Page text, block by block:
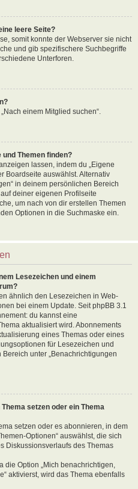
leere Seite?
somit konnte der Webserver sie nicht
und gib spezifischere Suchbegriffe
Unterforen.
einem Mitglied suchen“.
Themen finden?
lassen, indem du „Eigene
Boardseite auswählst. Alternativ
in deinem persönlichen Bereich
deiner eigenen Profilseite
um nach von dir erstellen Themen
Optionen in die Suchmaske ein.
Lesezeichen und einem
ähnlich den Lesezeichen in Web-
bei einem Update. Seit phpBB 3.1
du kannst eine
aktualisiert wird. Abonnements
eines Themas oder eines
für Lesezeichen und
unter „Benachrichtigungen
setzen oder ein Thema
setzen oder es abonnieren, in dem
Optionen“ auswählst, die sich
Diskussionsverlaufs des Themas
die Option „Mich benachrichtigen,
aktivierst, wird das Thema ebenfalls